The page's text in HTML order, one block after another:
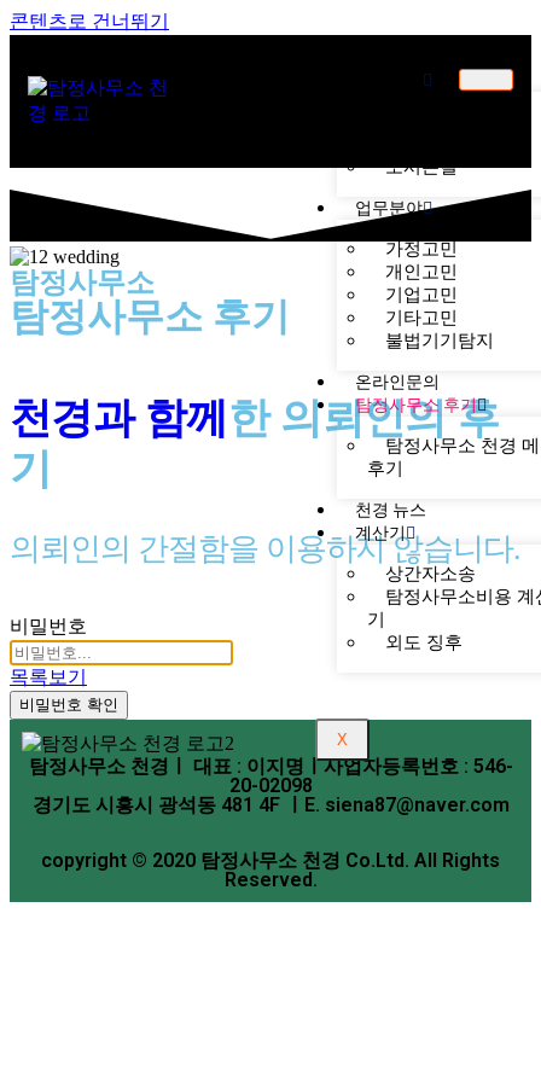
콘텐츠로 건너뛰기
오시는길
업무분야
가정고민
개인고민
기업고민
기타고민
불법기기탐지
온라인문의
탐정사무소 후기
탐정사무소 천경
후기
천경 뉴스
계산기
상간자소송
탐정사무소비용 계
기
외도 징후
X
탐정사무소
탐정사무소 후기
천경과 함께 한 의뢰인의 후
기
의뢰인의 간절함을 이용하지 않습니다.
비밀번호
목록보기
비밀번호 확인
탐정사무소 천경ㅣ 대표 : 이지명ㅣ사업자등록번호 : 546-
20-02098
경기도 시흥시 광석동 481 4F ㅣE. siena87@naver.com
copyright © 2020 탐정사무소 천경 Co.Ltd. All Rights
Reserved.